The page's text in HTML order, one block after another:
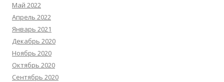
Май 2022
Апрель 2022
Январь 2021
Декабрь 2020
Ноябрь 2020
Октябрь 2020
Сентябрь 2020